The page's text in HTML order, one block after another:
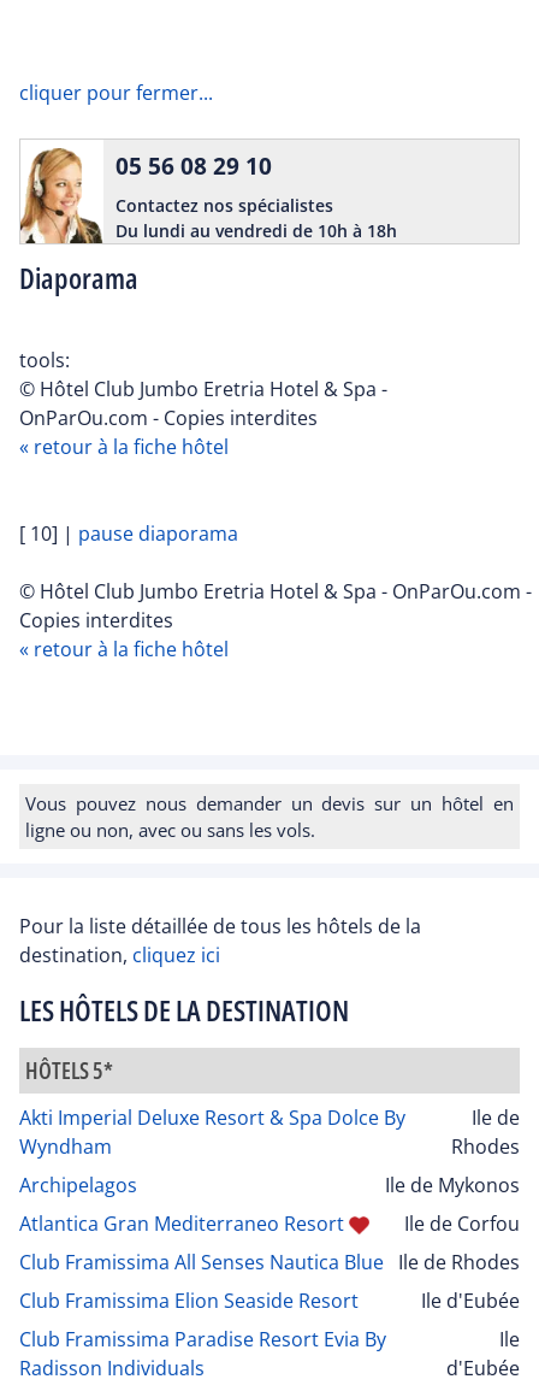
cliquer pour fermer...
Diaporama
05 56 08 29 10
Contactez nos spécialistes
Du lundi au vendredi de 10h à 18h
tools:
© Hôtel Club Jumbo Eretria Hotel & Spa -
OnParOu.com - Copies interdites
« retour à la fiche hôtel
[ 10] | pause diaporama
© Hôtel Club Jumbo Eretria Hotel & Spa - OnParOu.com -
Copies interdites
« retour à la fiche hôtel
Vous pouvez nous demander un devis sur un hôtel en
ligne ou non, avec ou sans les vols.
Pour la liste détaillée de tous les hôtels de la
destination, cliquez ici
LES HÔTELS DE LA DESTINATION
HÔTELS 5*
Akti Imperial Deluxe Resort & Spa Dolce By
Wyndham
Ile de
Rhodes
Archipelagos
Ile de Mykonos
Atlantica Gran Mediterraneo Resort
Ile de Corfou
Club Framissima All Senses Nautica Blue Ile de Rhodes
Club Framissima Elion Seaside Resort
Ile d'Eubée
Club Framissima Paradise Resort Evia By
Radisson Individuals
Ile
d'Eubée